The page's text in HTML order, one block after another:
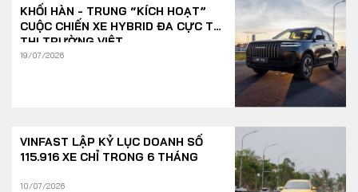
KHỐI HÀN - TRUNG “KÍCH HOẠT”
CUỘC CHIẾN XE HYBRID ĐA CỰC TẠI
THỊ TRƯỜNG VIỆT
19/07/2026
VINFAST LẬP KỶ LỤC DOANH SỐ
115.916 XE CHỈ TRONG 6 THÁNG
10/07/2026